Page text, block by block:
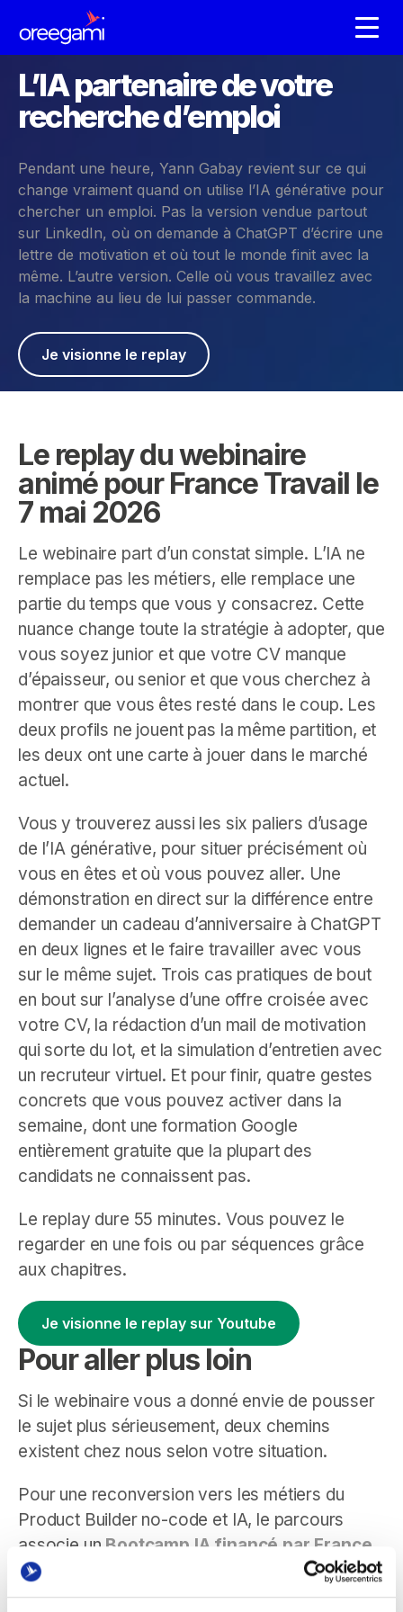
L’IA partenaire de votre
recherche d’emploi
Pendant une heure, Yann Gabay revient sur ce qui
change vraiment quand on utilise l’IA générative pour
chercher un emploi. Pas la version vendue partout
sur LinkedIn, où on demande à ChatGPT d’écrire une
lettre de motivation et où tout le monde finit avec la
même. L’autre version. Celle où vous travaillez avec
la machine au lieu de lui passer commande.
Je visionne le replay
Le replay du webinaire
animé pour France Travail le
7 mai 2026
Le webinaire part d’un constat simple. L’IA ne
remplace pas les métiers, elle remplace une
partie du temps que vous y consacrez. Cette
nuance change toute la stratégie à adopter, que
vous soyez junior et que votre CV manque
d’épaisseur, ou senior et que vous cherchez à
montrer que vous êtes resté dans le coup. Les
deux profils ne jouent pas la même partition, et
les deux ont une carte à jouer dans le marché
actuel.
Vous y trouverez aussi les six paliers d’usage
de l’IA générative, pour situer précisément où
vous en êtes et où vous pouvez aller. Une
démonstration en direct sur la différence entre
demander un cadeau d’anniversaire à ChatGPT
en deux lignes et le faire travailler avec vous
sur le même sujet. Trois cas pratiques de bout
en bout sur l’analyse d’une offre croisée avec
votre CV, la rédaction d’un mail de motivation
qui sorte du lot, et la simulation d’entretien avec
un recruteur virtuel. Et pour finir, quatre gestes
concrets que vous pouvez activer dans la
semaine, dont une formation Google
entièrement gratuite que la plupart des
candidats ne connaissent pas.
Le replay dure 55 minutes. Vous pouvez le
regarder en une fois ou par séquences grâce
aux chapitres.
Je visionne le replay sur Youtube
Pour aller plus loin
Si le webinaire vous a donné envie de pousser
le sujet plus sérieusement, deux chemins
existent chez nous selon votre situation.
Pour une reconversion vers les métiers du
Product Builder no-code et IA, le parcours
associe un Bootcamp IA financé par France
Travail
et une alternance d’un an en entreprise.
C’est le format le plus complet pour basculer